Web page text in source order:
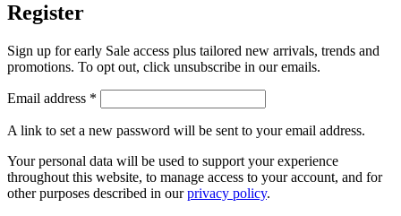
Register
Sign up for early Sale access plus tailored new arrivals, trends and
promotions. To opt out, click unsubscribe in our emails.
Email address *
A link to set a new password will be sent to your email address.
Your personal data will be used to support your experience
throughout this website, to manage access to your account, and for
other purposes described in ourprivacy policy.